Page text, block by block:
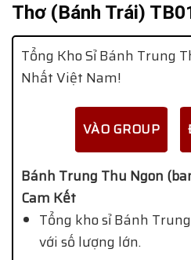
Thơ (Bánh Trái)
Tổng Kho Sỉ Bánh Trung
Nhất Việt Nam!
VÀO GROUP
Bánh Trung Thu Ngon
Cam Kết
Tổng kho sỉ Bánh
với số lượng lớn.